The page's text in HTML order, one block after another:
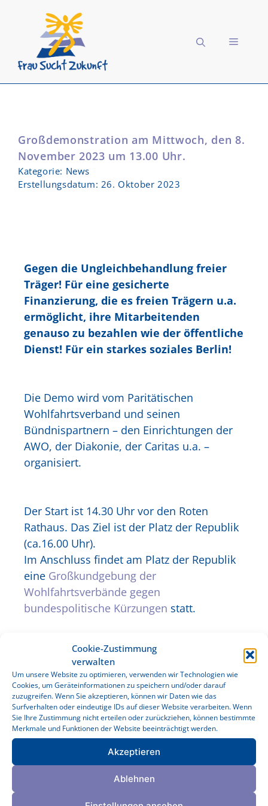
Cookie-Zustimmung
verwalten
Um unsere Website zu optimieren, verwenden wir Technologien wie
Cookies, um Geräteinformationen zu speichern und/oder darauf
zuzugreifen. Wenn Sie akzeptieren, können wir Daten wie das
Surfverhalten oder eindeutige IDs auf dieser Website verarbeiten. Wenn
Sie Ihre Zustimmung nicht erteilen oder zurückziehen, können bestimmte
Merkmale und Funktionen der Website beeinträchtigt werden.
Akzeptieren
Ablehnen
springen
MENÜ
Großdemonstration am Mittwoch, den 8.
November 2023 um 13.00 Uhr.
Kategorie: News
Erstellungsdatum: 26. Oktober 2023
Gegen die Ungleichbehandlung freier
Träger! Für eine gesicherte
Finanzierung, die es freien Trägern u.a.
ermöglicht, ihre Mitarbeitenden
genauso zu bezahlen wie der öffentliche
Dienst! Für ein starkes soziales Berlin!
Die Demo wird vom Paritätischen
Wohlfahrtsverband und seinen
Bündnispartnern – den Einrichtungen der
AWO, der Diakonie, der Caritas u.a. –
organisiert.
Der Start ist 14.30 Uhr vor den Roten
Rathaus. Das Ziel ist der Platz der Republik
(ca.16.00 Uhr).
Im Anschluss findet am Platz der Republik
eine Großkundgebung der
Wohlfahrtsverbände gegen
bundespolitische Kürzungen statt.
Geschäftsstelle